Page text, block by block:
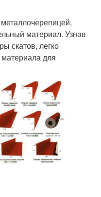
материал. Узнав
скатов, легко
материала для